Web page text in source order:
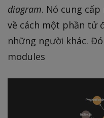
diagram. Nó cung
về cách một phần tử
những người khác.
modules